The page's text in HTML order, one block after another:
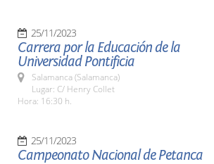
25/11/2023
Carrera por la Educación de la
Universidad Pontificia
Salamanca (Salamanca)
Lugar: C/ Henry Collet
Hora: 16:30 h.
25/11/2023
Campeonato Nacional de Petanca